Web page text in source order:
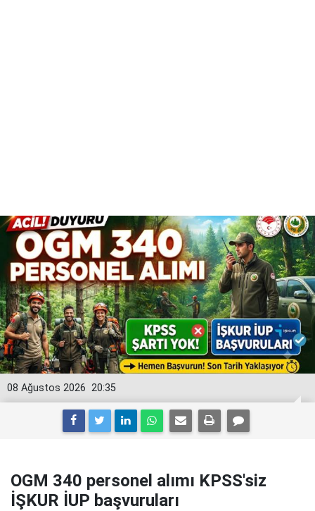
20:35
08 Ağustos 2026
OGM 340 personel alımı KPSS'siz
İŞKUR İUP başvuruları